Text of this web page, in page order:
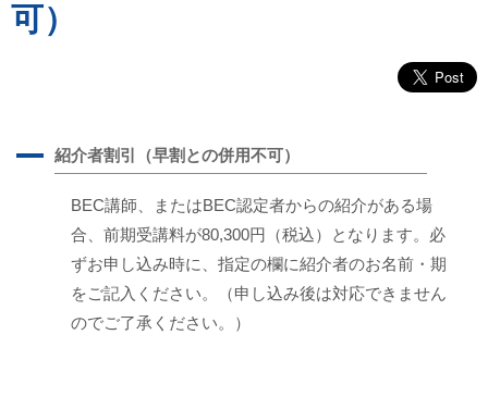
可）
A 紹介者割引（早割との併用不可）
BEC講師、またはBEC認定者からの紹介がある場
合、前期受講料が80,300円（税込）となります。必
ずお申し込み時に、指定の欄に紹介者のお名前・期
をご記入ください。（申し込み後は対応できません
のでご了承ください。）